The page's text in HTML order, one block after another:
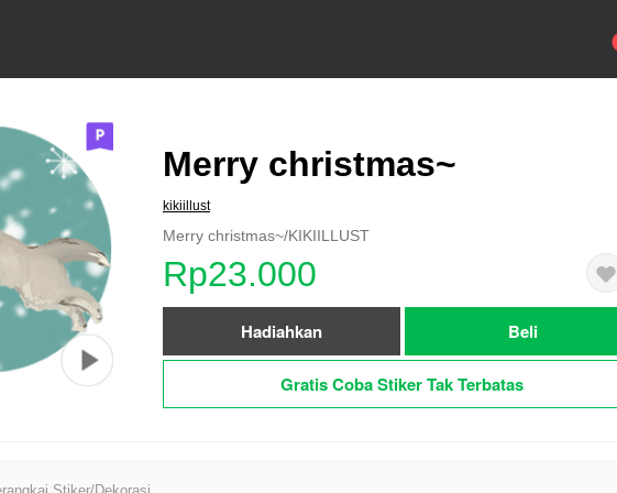
Merry christmas~
kikiillust
Merry christmas~/KIKIILLUST
Rp23.000
Hadiahkan Beli
Gratis Coba Stiker Tak Terbatas